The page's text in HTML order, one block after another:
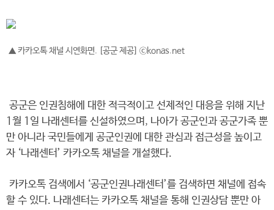
▲ 카카오톡 채널 시연화면. [공군 제공] ⓒkonas.net
공군은 인권침해에 대한 적극적이고 선제적인 대응을 위해 지난
1월 1일 나래센터를 신설하였으며, 나아가 공군인과 공군가족 뿐
만 아니라 국민들에게 공군인권에 대한 관심과 접근성을 높이고
자 ‘나래센터’ 카카오톡 채널을 개설했다.
카카오톡 검색에서 ‘공군인권나래센터’를 검색하면 채널에 접속
할 수 있다. 나래센터는 카카오톡 채널을 통해 인권상담 뿐만 아